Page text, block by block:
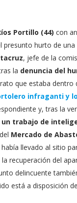
Portillo (44) con
presunto hurto de
, jefe de la
la denuncia del
que estaba dentro
infraganti y
y, tras la
trabajo de
Mercado de
llevado al sitio
la recuperación del
delincuente
está a disposición